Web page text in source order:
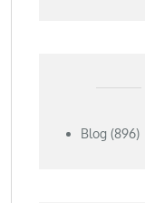
Blog (896)